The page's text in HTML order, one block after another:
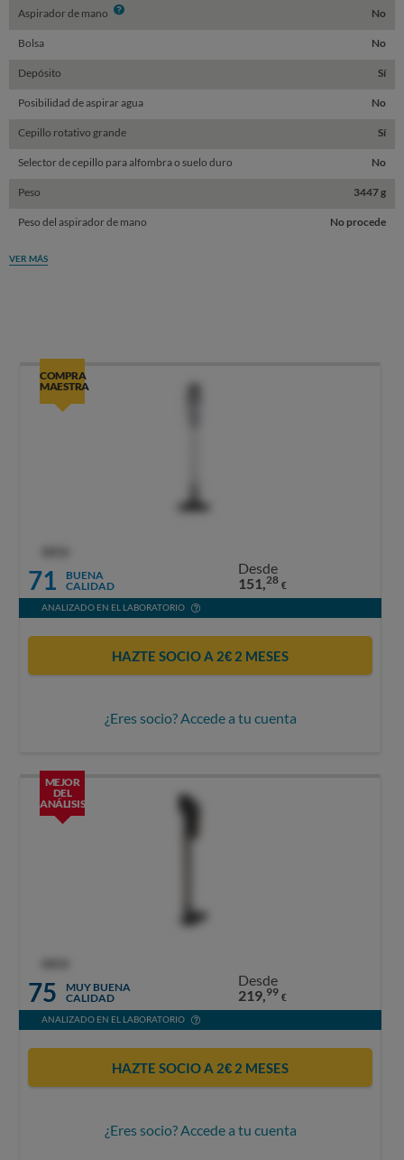
Aspirador de mano Info No
Bolsa No
Depósito Sí
Posibilidad de aspirar agua No
Cepillo rotativo grande Sí
Selector de cepillo para alfombra o suelo duro No
Peso 3447 g
Peso del aspirador de mano No procede
VER MÁS
COMPRA
MAESTRA
71
BUENA
CALIDAD
Desde
151,28 €
ANALIZADO EN EL LABORATORIO
HAZTE SOCIO A 2€ 2 MESES
¿Eres socio? Accede a tu cuenta
MEJOR
DEL
ANÁLISIS
75
MUY BUENA
CALIDAD
Desde
219,99 €
ANALIZADO EN EL LABORATORIO
HAZTE SOCIO A 2€ 2 MESES
¿Eres socio? Accede a tu cuenta